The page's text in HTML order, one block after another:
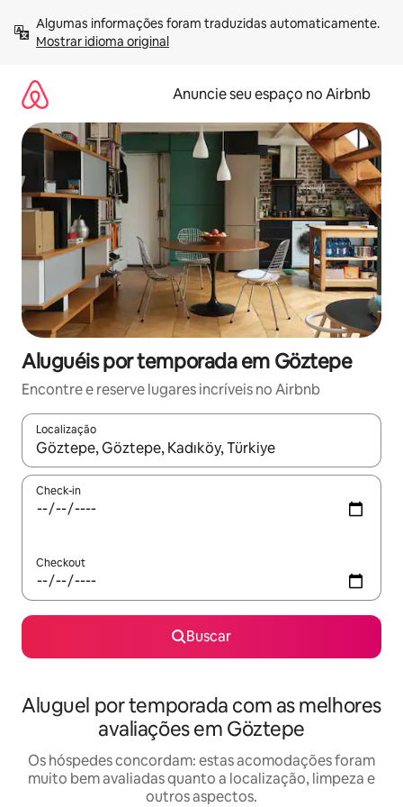
para
Mostrar idioma original
Anuncie seu espaço no Airbnb
Aluguéis por temporada em Göztepe
Encontre e reserve lugares incríveis no Airbnb
Localização
Quando os resultados estiverem disponíveis, explore-os
Check-in
Checkout
Buscar
Aluguel por temporada com as melhores
avaliações em Göztepe
Os hóspedes concordam: estas acomodações foram
muito bem avaliadas quanto a localização, limpeza e
outros aspectos.